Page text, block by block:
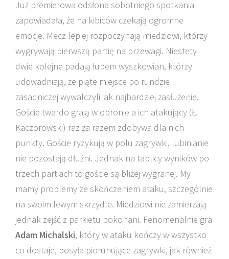
Już premierowa odsłona sobotniego spotkania
zapowiadała, że na kibiców czekają ogromne
emocje. Mecz lepiej rozpoczynają miedziowi, którzy
wygrywają pierwszą partię na przewagi. Niestety
dwie kolejne padają łupem wyszkowian, którzy
udowadniają, że piąte miejsce po rundzie
zasadniczej wywalczyli jak najbardziej zasłużenie.
Goście twardo grają w obronie a ich atakujący (Ł.
Kaczorowski) raz za razem zdobywa dla nich
punkty. Goście ryzykują w polu zagrywki, lubinianie
nie pozostają dłużni. Jednak na tablicy wyników po
trzech partiach to goście są bliżej wygranej. My
mamy problemy ze skończeniem ataku, szczególnie
na swoim lewym skrzydle. Miedziowi nie zamierzają
jednak zejść z parkietu pokonani. Fenomenalnie gra
Adam Michalski, który w ataku kończy w wszystko
co dostaje, posyła piorunujące zagrywki, jak również